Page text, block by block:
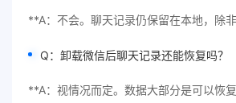
**A：不会。聊天记录仍保留在本地，除非
Q：卸载微信后聊天记录还能恢复吗？
**A：视情况而定。数据大部分是可以恢复